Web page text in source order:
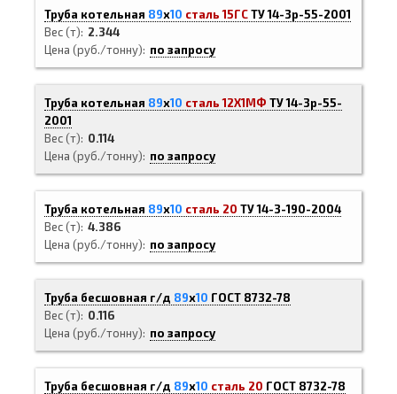
Труба котельная 89х10 сталь 15ГСТУ 14-3р-55-2001
Вес (т)
2.344
Цена (руб./тонну)
по запросу
Труба котельная 89х10 сталь 12Х1МФ ТУ 14-3р-55-
2001
Вес (т)
0.114
Цена (руб./тонну)
по запросу
Труба котельная 89х10 сталь 20 ТУ 14-3-190-2004
Вес (т) 4.386
Цена (руб./тонну)
по запросу
Труба бесшовная г/д 89х10 ГОСТ 8732-78
Вес (т)
0.116
Цена (руб./тонну)
по запросу
Труба бесшовная г/д 89х10 сталь 20 ГОСТ 8732-78